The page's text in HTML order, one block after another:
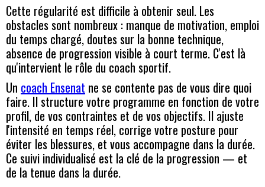
Cette régularité est difficile à obtenir seul. Les
obstacles sont nombreux : manque de motivation, emploi
du temps chargé, doutes sur la bonne technique,
absence de progression visible à court terme. C'est là
qu'intervient le rôle du coach sportif.
Un coach Ensenat ne se contente pas de vous dire quoi
faire. Il structure votre programme en fonction de votre
profil, de vos contraintes et de vos objectifs. Il ajuste
l'intensité en temps réel, corrige votre posture pour
éviter les blessures, et vous accompagne dans la durée.
Ce suivi individualisé est la clé de la progression — et
de la tenue dans la durée.